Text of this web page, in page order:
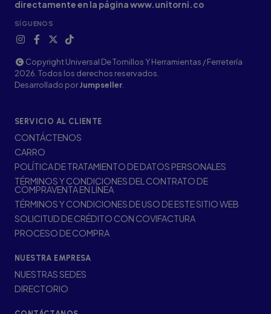
directamente en la página www.unitorni.co
SÍGUENOS
Copyright Universal De Tornillos Y Herramientas / Ferretería
2026. Todos los derechos reservados.
Desarrollado porJumpseller
SERVICIO AL CLIENTE
CONTÁCTENOS
CARRO
POLÍTICA DE TRATAMIENTO DE DATOS PERSONALES
TÉRMINOS Y CONDICIONES DEL CONTRATO DE
COMPRAVENTA EN LÍNEA
TÉRMINOS Y CONDICIONES DE USO DE ESTE SITIO WEB
SOLICITUD DE CRÉDITO CON COVIFACTURA
PROCESO DE COMPRA
NUESTRA EMPRESA
NUESTRAS SEDES
DIRECTORIO